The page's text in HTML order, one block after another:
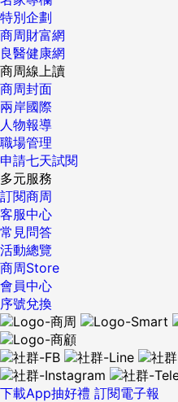
特別企劃
商周財富網
良醫健康網
商周線上讀
商周封面
兩岸國際
人物報導
職場管理
申請七天試閱
多元服務
訂閱商周
客服中心
常見問答
活動總覽
商周Store
會員中心
序號兌換
下載App抽好禮 訂閱電子報